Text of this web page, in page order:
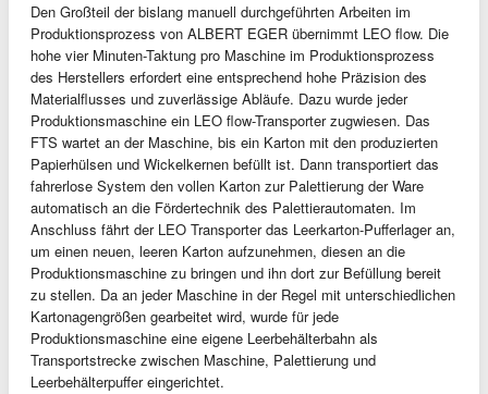
Den Großteil der bislang manuell durchgeführten Arbeiten im
Produktionsprozess von ALBERT EGER übernimmt LEO flow. Die
hohe vier Minuten-Taktung pro Maschine im Produktionsprozess
des Herstellers erfordert eine entsprechend hohe Präzision des
Materialflusses und zuverlässige Abläufe. Dazu wurde jeder
Produktionsmaschine ein LEO flow-Transporter zugwiesen. Das
FTS wartet an der Maschine, bis ein Karton mit den produzierten
Papierhülsen und Wickelkernen befüllt ist. Dann transportiert das
fahrerlose System den vollen Karton zur Palettierung der Ware
automatisch an die Fördertechnik des Palettierautomaten. Im
Anschluss fährt der LEO Transporter das Leerkarton-Pufferlager an,
um einen neuen, leeren Karton aufzunehmen, diesen an die
Produktionsmaschine zu bringen und ihn dort zur Befüllung bereit
zu stellen. Da an jeder Maschine in der Regel mit unterschiedlichen
Kartonagengrößen gearbeitet wird, wurde für jede
Produktionsmaschine eine eigene Leerbehälterbahn als
Transportstrecke zwischen Maschine, Palettierung und
Leerbehälterpuffer eingerichtet.